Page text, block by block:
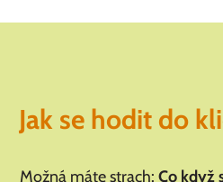
Jak se hodit do
Možná máte strach:Co když